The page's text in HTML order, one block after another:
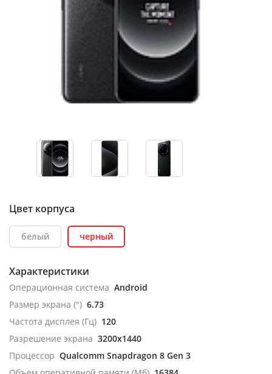
Цвет корпуса
белый черный
Характеристики
Операционная система Android
Размер экрана (") 6.73
Частота дисплея (Гц) 120
Разрешение экрана 3200x1440
Процессор Qualcomm Snapdragon 8 Gen 3